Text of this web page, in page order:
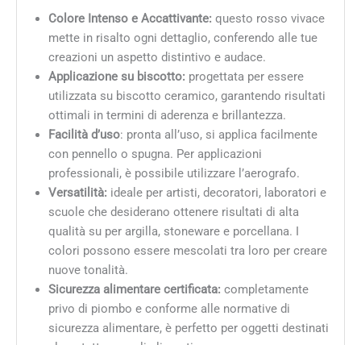
Colore Intenso e Accattivante: questo rosso vivace
mette in risalto ogni dettaglio, conferendo alle tue
creazioni un aspetto distintivo e audace.
Applicazione su biscotto: progettata per essere
utilizzata su biscotto ceramico, garantendo risultati
ottimali in termini di aderenza e brillantezza.
Facilità d’uso: pronta all’uso, si applica facilmente
con pennello o spugna. Per applicazioni
professionali, è possibile utilizzare l’aerografo.
Versatilità: ideale per artisti, decoratori, laboratori e
scuole che desiderano ottenere risultati di alta
qualità su per argilla, stoneware e porcellana. I
colori possono essere mescolati tra loro per creare
nuove tonalità.
Sicurezza alimentare certificata: completamente
privo di piombo e conforme alle normative di
sicurezza alimentare, è perfetto per oggetti destinati